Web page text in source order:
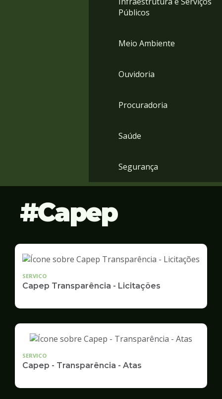
Públicos
Meio Ambiente
Ouvidoria
Procuradoria
Saúde
Segurança
Capep
SERVICO
Capep Transparência - Licitações
SERVICO
Capep - Transparência - Atas